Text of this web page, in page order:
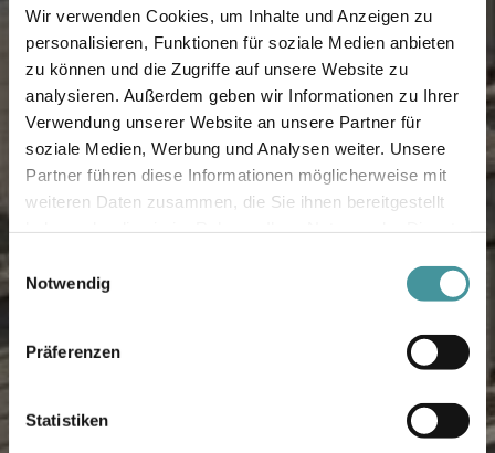
Wir verwenden Cookies, um Inhalte und Anzeigen zu
personalisieren, Funktionen für soziale Medien anbieten
zu können und die Zugriffe auf unsere Website zu
analysieren. Außerdem geben wir Informationen zu Ihrer
Verwendung unserer Website an unsere Partner für
soziale Medien, Werbung und Analysen weiter. Unsere
Partner führen diese Informationen möglicherweise mit
weiteren Daten zusammen, die Sie ihnen bereitgestellt
Notwendig
Präferenzen
Statistiken